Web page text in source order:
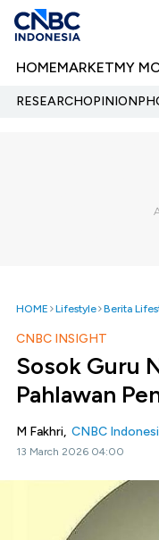
HOMEMARKETMY
RESEARCHOPINION
HOME Lifestyle Berita
CNBC INSIGHT
Sosok Guru
Pahlawan
M Fakhri, CNBC
13 March 2026 04:00